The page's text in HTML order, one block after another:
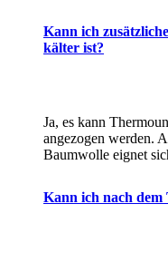
Kann ich
kälter ist?
Ja, es kann
angezogen werden.
Baumwolle eignet
Kann ich nach